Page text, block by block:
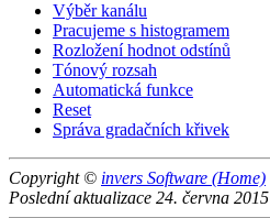
Výběr kanálu
Pracujeme s histogramem
Rozložení hodnot odstínů
Tónový rozsah
Automatická funkce
Reset
Správa gradačních křivek
Copyright © invers Software (Home)
Poslední aktualizace 24. června 2015